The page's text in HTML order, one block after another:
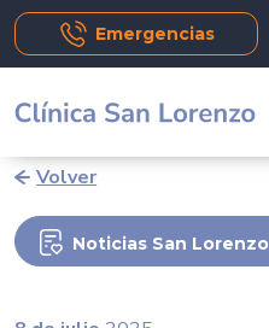
Emergencias
Volver
Noticias San Lorenzo